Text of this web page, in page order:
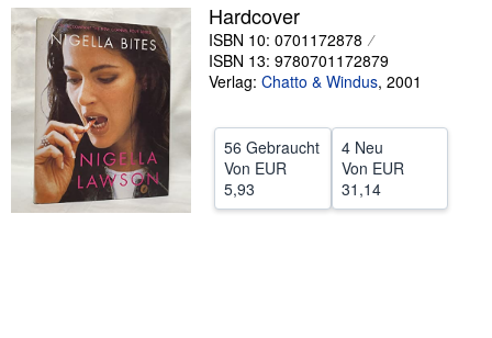
Verkäufer
Verkäufer werden
Hilfe
SCHLIESSEN
Hardcover
ISBN 10: 0701172878
ISBN 13: 9780701172879
Verlag: Chatto & Windus, 2001
56 Gebraucht
Von EUR
5,93
4 Neu
Von EUR
31,14